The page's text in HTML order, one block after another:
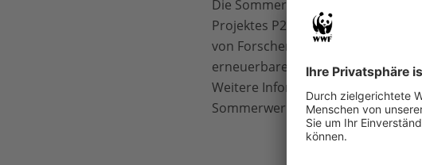
Die Sommerwerkstatt findet in
Projektes P2X, das vom
von Forscher:innen,
erneuerbaren Energie in
Weitere Informationen zum
Sommerwerkstatt und zur